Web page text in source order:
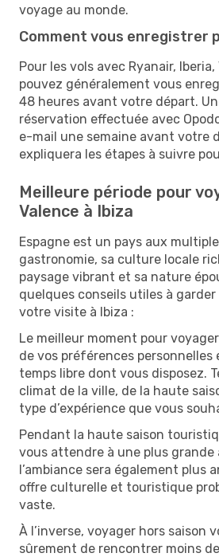
voyage au monde.
Comment vous enregistrer
Pour les vols avec Ryanair,
pouvez généralement vous
48 heures avant votre départ.
réservation effectuée avec
e-mail une semaine avant votre
expliquera les étapes à suivre
Meilleure période pour
Valence à Ibiza
Espagne est un pays aux
gastronomie, sa culture locale
paysage vibrant et sa nature
quelques conseils utiles à
votre visite à Ibiza :
Le meilleur moment pour
de vos préférences personnelles
temps libre dont vous disposez.
climat de la ville, de la haute
type d’expérience que vous
Pendant la haute saison
vous attendre à une plus grande
l’ambiance sera également plus
offre culturelle et touristique
vaste.
À l’inverse, voyager hors saison
sûrement de rencontrer moins